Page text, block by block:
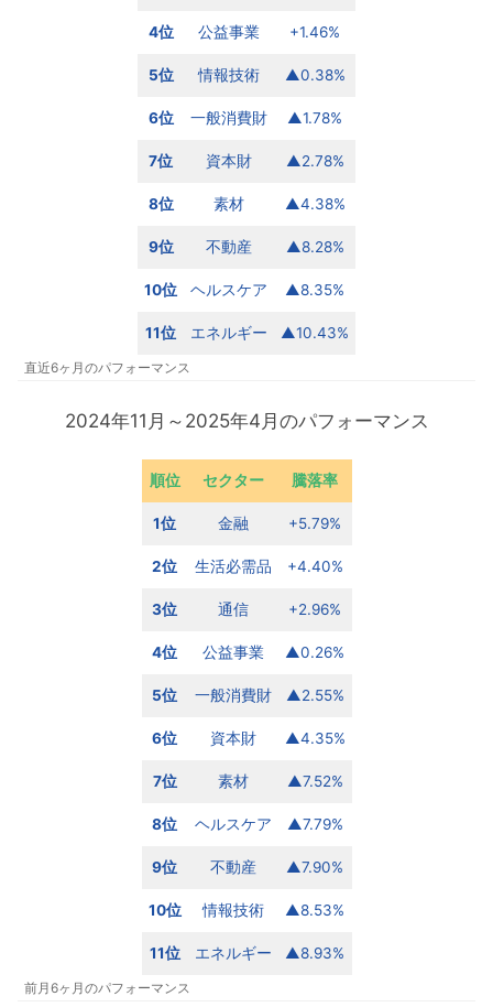
4位 公益事業 +1.46%
5位 情報技術 ▲0.38%
6位 一般消費財 ▲1.78%
7位 資本財 ▲2.78%
8位 素材 ▲4.38%
9位 不動産 ▲8.28%
10位 ヘルスケア ▲8.35%
11位 エネルギー ▲10.43%
直近6ヶ月のパフォーマンス
2024年11月～2025年4月のパフォーマンス
順位 セクター 騰落率
1位 金融 +5.79%
2位 生活必需品 +4.40%
3位 通信 +2.96%
4位 公益事業 ▲0.26%
5位 一般消費財 ▲2.55%
6位 資本財 ▲4.35%
7位 素材 ▲7.52%
8位 ヘルスケア ▲7.79%
9位 不動産 ▲7.90%
10位 情報技術 ▲8.53%
11位 エネルギー ▲8.93%
前月6ヶ月のパフォーマンス